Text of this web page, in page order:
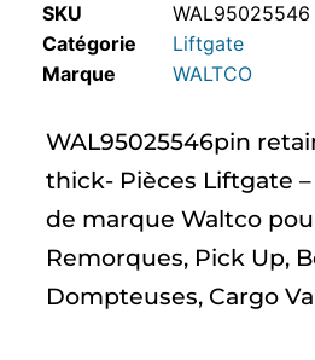
SKU
WAL95025546
Catégorie
Liftgate
WALTCO
WAL95025546pin
thick- Pièces Liftgate
de marque Waltco
Remorques, Pick Up,
Dompteuses, Cargo